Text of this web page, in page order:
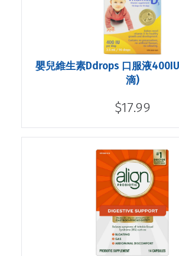
嬰兒維生素Ddrops 口服液
滴)
$17.99